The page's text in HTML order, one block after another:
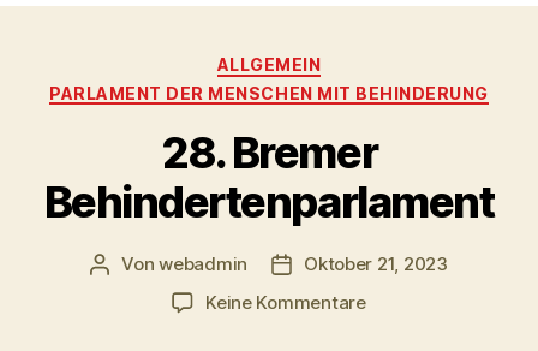
Kategorien
ALLGEMEIN
PARLAMENT DER MENSCHEN MIT BEHINDERUNG
28. Bremer
Behindertenparlament
Beitragsautor
Vonwebadmin Beitragsdatum
Oktober 21, 2023
Keine Kommentarezu